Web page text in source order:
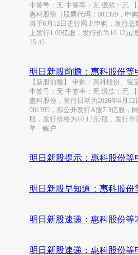
中签号：无 中签率：无 缴款：无
惠科股份（股票代码：001399，申购
将于6月12日进行网上申购，发行总
上发行1.09亿股，发行价为10.12元/
25.45
明日新股前瞻：惠科股份等
【新股前瞻】 申购：惠科股份、臻
中签号：无 中签率：无 缴款：无
惠科股份，发行日期为2026年6月12
001399，拟公开发行A股7.3亿股，
股，发行价格为10.12元/股，发行市
单一账户
明日新股提示：惠科股份等
明日新股早知道：惠科股份
明日新股速递：惠科股份等
明日新股速递：惠科股份等